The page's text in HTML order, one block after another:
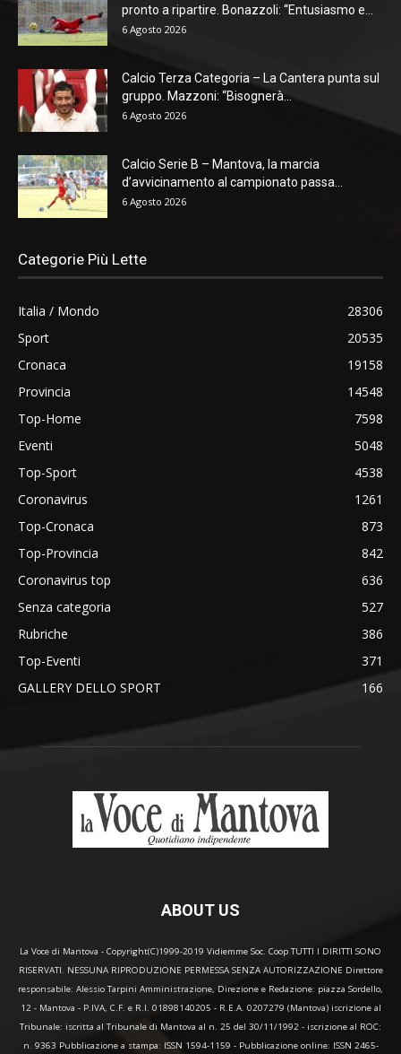
pronto a ripartire. Bonazzoli: “Entusiasmo e...
6 Agosto 2026
Calcio Terza Categoria – La Cantera punta sul
gruppo. Mazzoni: “Bisognerà...
6 Agosto 2026
Calcio Serie B – Mantova, la marcia
d’avvicinamento al campionato passa...
6 Agosto 2026
Categorie Più Lette
Italia / Mondo
28306
Sport
20535
Cronaca
19158
Provincia
14548
Top-Home
7598
Eventi
5048
Top-Sport
4538
Coronavirus
1261
Top-Cronaca
873
Top-Provincia
842
Coronavirus top
636
Senza categoria
527
Rubriche
386
Top-Eventi
371
GALLERY DELLO SPORT
166
ABOUT US
La Voce di Mantova - Copyright(C)1999-2019 Vidiemme Soc. Coop TUTTI I DIRITTI SONO
RISERVATI. NESSUNA RIPRODUZIONE PERMESSA SENZA AUTORIZZAZIONE Direttore
responsabile: Alessio Tarpini Amministrazione, Direzione e Redazione: piazza Sordello,
12 - Mantova - P.IVA, C.F. e R.I. 01898140205 - R.E.A. 0207279 (Mantova) iscrizione al
Tribunale: iscritta al Tribunale di Mantova al n. 25 del 30/11/1992 - iscrizione al ROC:
n. 9363 Pubblicazione a stampa: ISSN 1594-1159 - Pubblicazione online: ISSN 2465-